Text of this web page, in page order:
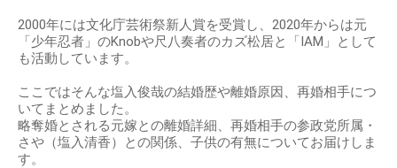
2000年には文化庁芸術祭新人賞を受賞し、2020年からは元
「少年忍者」のKnobや尺八奏者のカズ松居と「IAM」として
も活動しています。
ここではそんな塩入俊哉の結婚歴や離婚原因、再婚相手につ
いてまとめました。
略奪婚とされる元嫁との離婚詳細、再婚相手の参政党所属・
さや（塩入清香）との関係、子供の有無についてお届けしま
す。